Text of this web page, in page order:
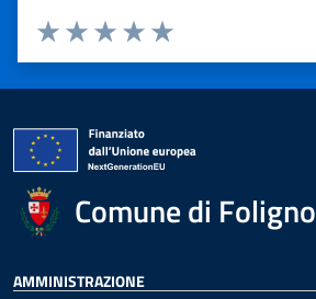
Valuta 5 stelle su 5
Valuta 4 stelle su 5
Valuta 3 stelle su 5
Valuta 2 stelle su 5
Valuta 1 stelle su 5
Comune di Foligno
AMMINISTRAZIONE